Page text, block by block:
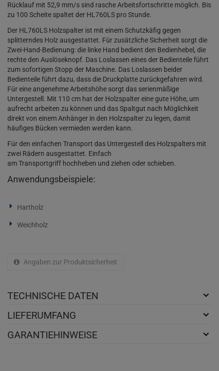
Rücklauf mit 52,9 mm/s sind rasche Arbeitsfortschritte möglich. Bis
zu 100 Scheite spaltet der HL760LS pro Stunde.
Der HL760LS Holzspalter ist mit einem Schutzkäfig gegen
splitterndes Holz ausgestattet. Für zusätzliche Sicherheit sorgt die
Zwei-Hand-Bedienung: die linke Hand bedient den Bedienhebel, die
rechte den Auslöseknopf. Das Loslassen eines der Bedienteile führt
zum sofortigen Stopp der Maschine. Das Loslassen beider
Bedienteile führt dazu, dass die Druckplatte zurückgefahren wird.
Für eine angenehme Arbeitshöhe sorgt das serienmäßige
Untergestell. Mit 110 cm hat der Holzspalter eine gute Höhe, um
aufrecht arbeiten zu können und das Spaltgut nach Möglichkeit
direkt von einem Anhänger in den Holzspalter zu legen, damit
häufiges Bücken vermieden werden kann.
Für den einfachen Transport das Untergestell des Holzspalters mit
zwei Rädern ausgestattet. Einfach
am Transportgriff hochheben und ziehen oder schieben.
Anwendungsbeispiele:
Hartholz
Weichholz
Angaben zur Produktsicherheit
TECHNISCHE DATEN
LIEFERUMFANG
GARANTIEHINWEISE